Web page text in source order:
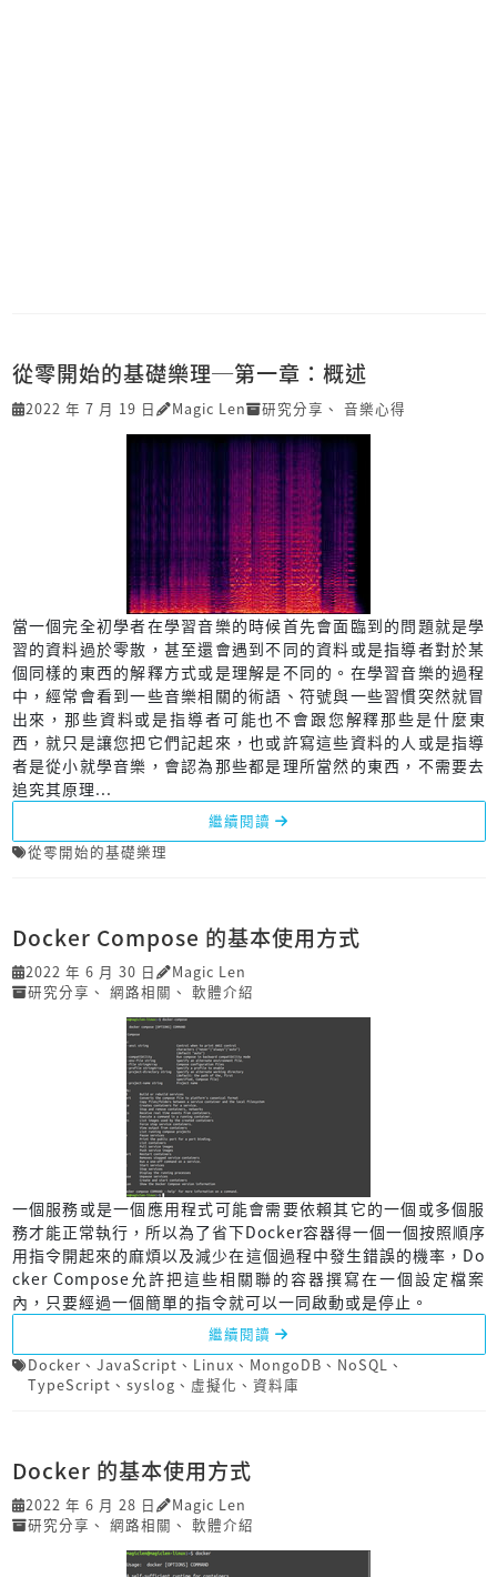
從零開始的基礎樂理─第一章：概述
2022 年 7 月 19 日 Magic Len 研究分享 、 音樂心得
當一個完全初學者在學習音樂的時候首先會面臨到的問題就是學
習的資料過於零散，甚至還會遇到不同的資料或是指導者對於某
個同樣的東西的解釋方式或是理解是不同的。在學習音樂的過程
中，經常會看到一些音樂相關的術語、符號與一些習慣突然就冒
出來，那些資料或是指導者可能也不會跟您解釋那些是什麼東
西，就只是讓您把它們記起來，也或許寫這些資料的人或是指導
者是從小就學音樂，會認為那些都是理所當然的東西，不需要去
追究其原理...
繼續閱讀
從零開始的基礎樂理
Docker Compose 的基本使用方式
2022 年 6 月 30 日
Magic Len
研究分享 、 網路相關 、 軟體介紹
一個服務或是一個應用程式可能會需要依賴其它的一個或多個服
務才能正常執行，所以為了省下Docker容器得一個一個按照順序
用指令開起來的麻煩以及減少在這個過程中發生錯誤的機率，Do
cker Compose允許把這些相關聯的容器撰寫在一個設定檔案
內，只要經過一個簡單的指令就可以一同啟動或是停止。
繼續閱讀
Docker 、 JavaScript 、 Linux 、 MongoDB 、 NoSQL 、
TypeScript 、 syslog 、 虛擬化 、 資料庫
Docker 的基本使用方式
2022 年 6 月 28 日
Magic Len
研究分享 、 網路相關 、 軟體介紹